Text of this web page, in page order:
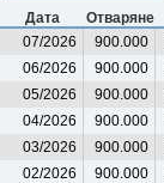
Дата
Отваряне
07/2026
900.000
06/2026
900.000
05/2026
900.000
04/2026
900.000
03/2026
900.000
02/2026
900.000